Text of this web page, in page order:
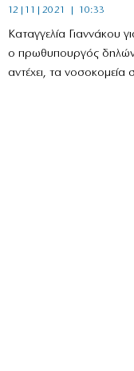
12|11|2021 | 10:33
Καταγγελία Γιαννάκου
ο πρωθυπουργός
αντέχει, τα νοσοκομεία